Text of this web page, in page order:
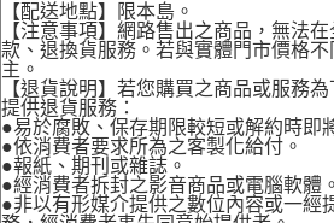
【配送地點】限本島。
【注意事項】網路售出之商品，無法
款、退換貨服務。若與實體門市價格
主。
【退貨說明】若您購買之商品或服務
提供退貨服務：
●易於腐敗、保存期限較短或解約時即
●依消費者要求所為之客製化給付。
●報紙、期刊或雜誌。
●經消費者拆封之影音商品或電腦軟體。
●非以有形媒介提供之數位內容或一經